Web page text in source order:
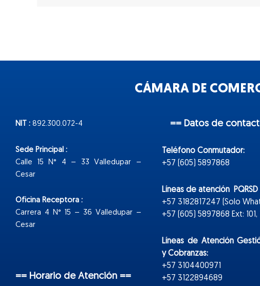
CÁMARA DE
NIT : 892.300.072-4
Sede Principal :
Calle 15 N° 4 – 33 Valledupar –
Cesar
Oficina Receptora :
Carrera 4 N° 15 – 36 Valledupar –
Cesar
== Horario de Atención ==
== Datos de
Teléfono Conmutador:
+57 (605) 5897868
Líneas de atención PQRSD
+57 3182817247 (Solo
+57 (605) 5897868 Ext: 101,
Líneas de Atención
y Cobranzas:
+57 3104400971
+57 3122894689